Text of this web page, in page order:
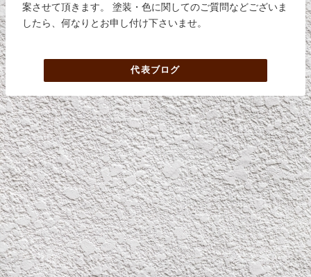
案させて頂きます。 塗装・色に関してのご質問などございま
したら、何なりとお申し付け下さいませ。
代表ブログ